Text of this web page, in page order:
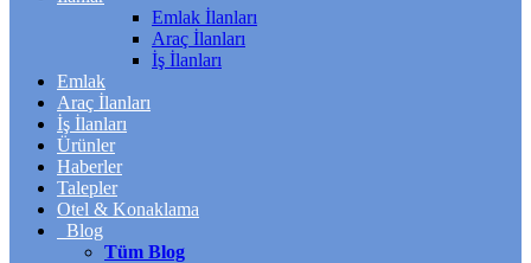
Emlak İlanları
Araç İlanları
İş İlanları
Emlak
Araç İlanları
İş İlanları
Ürünler
Haberler
Talepler
Otel & Konaklama
Blog
Tüm Blog